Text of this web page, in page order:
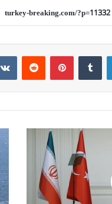
لينكدإن بينتيريست